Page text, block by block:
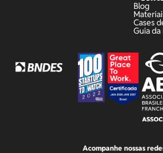
Blog
Cases
Guia
Acompanhe nossas